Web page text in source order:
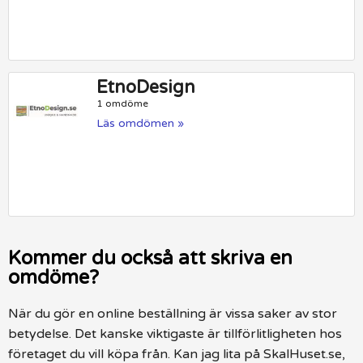
EtnoDesign
1 omdöme
Läs omdömen »
Kommer du också att skriva en
omdöme?
När du gör en online beställning är vissa saker av stor
betydelse. Det kanske viktigaste är tillförlitligheten hos
företaget du vill köpa från. Kan jag lita på SkalHuset.se,